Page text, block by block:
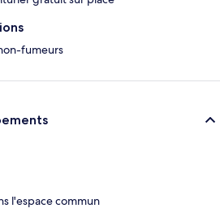
fumeurs
l'espace commun